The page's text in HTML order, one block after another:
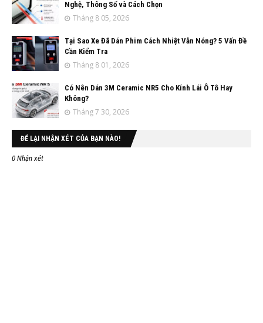
Nghệ, Thông Số và Cách Chọn
Tháng 8 05, 2026
Tại Sao Xe Đã Dán Phim Cách Nhiệt Vẫn Nóng? 5 Vấn Đề
Cần Kiểm Tra
Tháng 8 01, 2026
Có Nên Dán 3M Ceramic NR5 Cho Kính Lái Ô Tô Hay
Không?
Tháng 7 30, 2026
ĐỂ LẠI NHẬN XÉT CỦA BẠN NÀO!
0 Nhận xét